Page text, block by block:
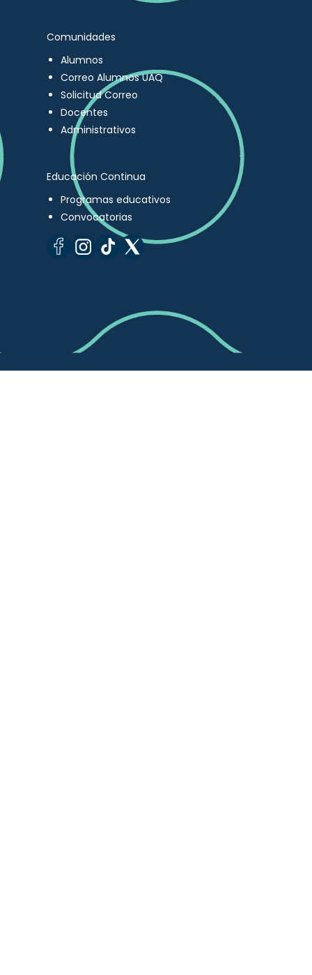
Comunidades
Alumnos
Correo Alumnos UAQ
Solicitud Correo
Docentes
Administrativos
Educación Continua
Programas educativos
Convocatorias